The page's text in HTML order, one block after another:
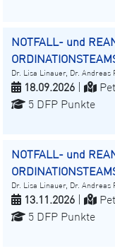
NOTFALL- und
Dr. Lisa Linauer, Dr. Andreas
18.09.2026
5 DFP Punkte
NOTFALL- und
Dr. Lisa Linauer, Dr. Andreas
13.11.2026
5 DFP Punkte